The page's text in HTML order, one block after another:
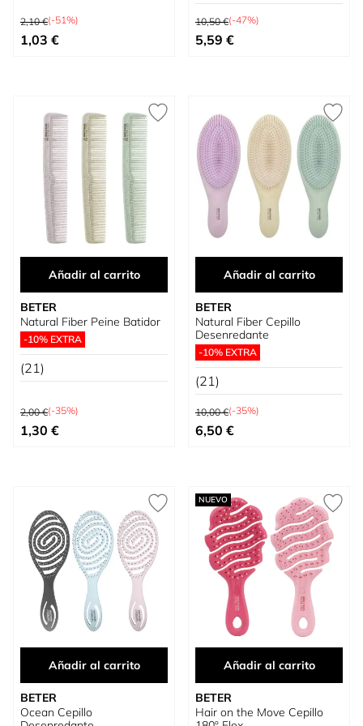
Precio habitual
2,10 €(-51%)
Precio especial
1,03 €
Precio habitual
10,50 €(-47%)
Precio especial
5,59 €
Añadir al carrito
BETER
Natural Fiber Peine Batidor
-10% EXTRA
(21)
Precio habitual
2,00 €(-35%)
Precio especial
1,30 €
Añadir al carrito
BETER
Natural Fiber Cepillo
Desenredante
-10% EXTRA
(21)
Precio habitual
10,00 €(-35%)
Precio especial
6,50 €
Añadir al carrito
BETER
Ocean Cepillo
NUEVO
Añadir al carrito
BETER
Hair on the Move Cepillo